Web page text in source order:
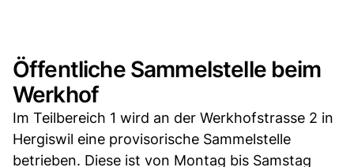
Öffentliche Sammelstelle beim
Werkhof
Im Teilbereich 1 wird an der Werkhofstrasse 2 in
Hergiswil eine provisorische Sammelstelle
betrieben. Diese ist von Montag bis Samstag